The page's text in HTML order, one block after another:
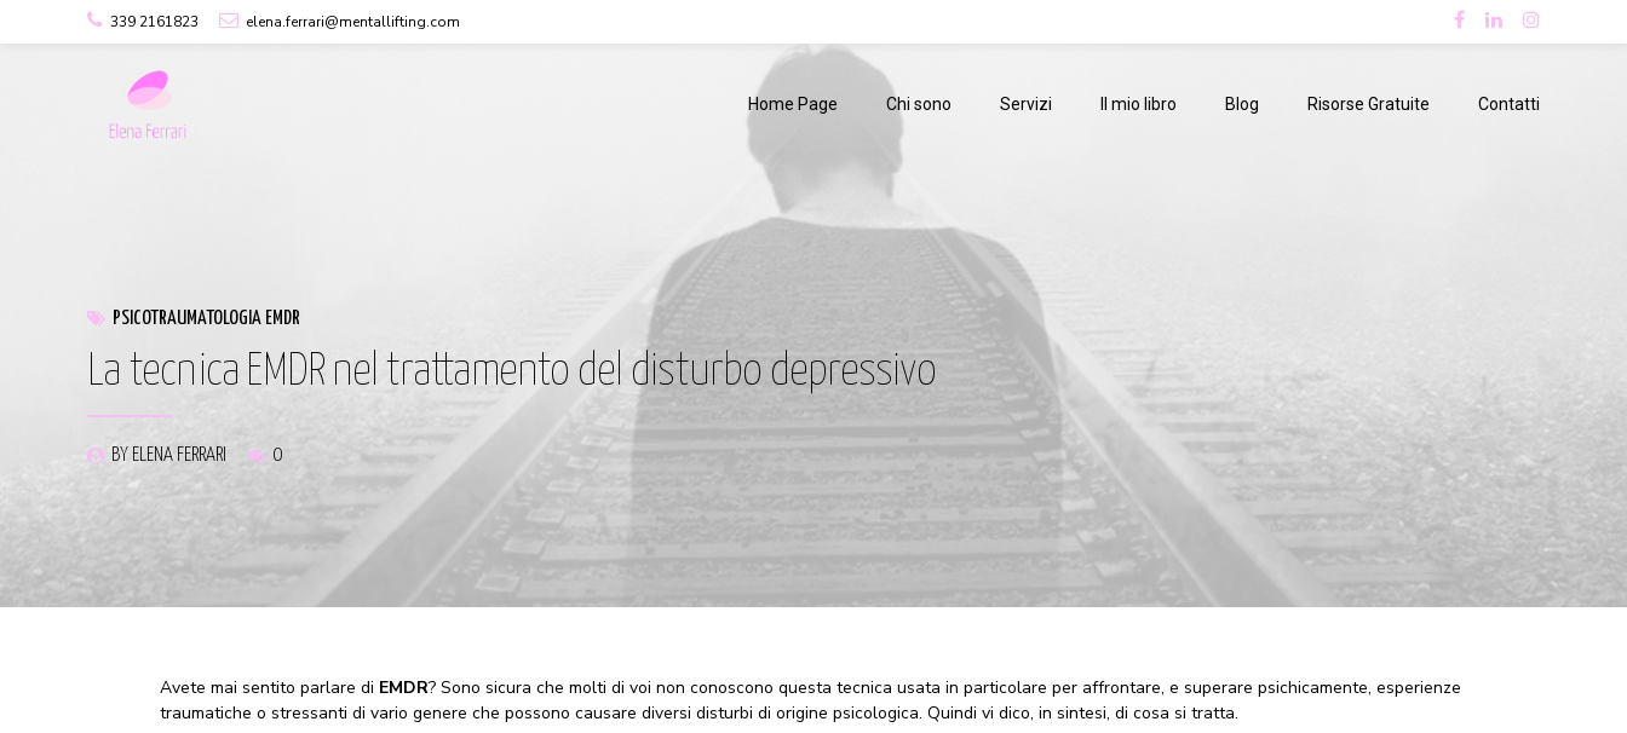
339 2161823 elena.ferrari@mentallifting.com
Home Page Chi sono Servizi Il mio libro Blog Risorse Gratuite Contatti
PSICOTRAUMATOLOGIA EMDR
La tecnica EMDR nel trattamento del disturbo depressivo
BY ELENA FERRARI 0
Avete mai sentito parlare di EMDR? Sono sicura che molti di voi non conoscono questa tecnica usata in particolare per affrontare, e superare psichicamente, esperienze
traumatiche o stressanti di vario genere che possono causare diversi disturbi di origine psicologica. Quindi vi dico, in sintesi, di cosa si tratta.